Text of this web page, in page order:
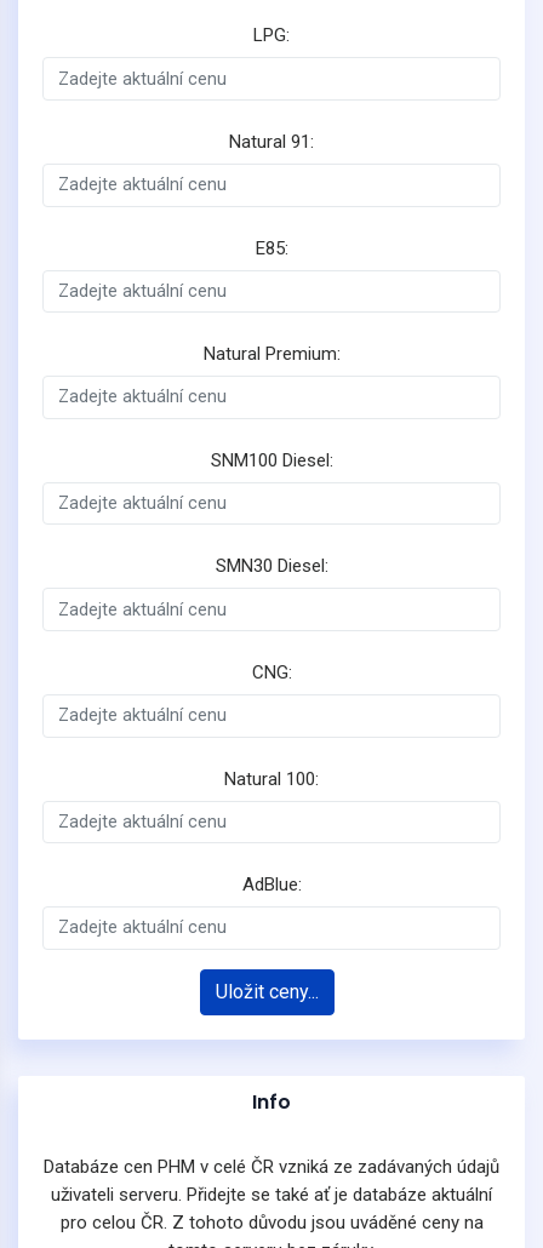
LPG:
Natural 91:
E85:
Natural Premium:
SNM100 Diesel:
SMN30 Diesel:
CNG:
Natural 100:
AdBlue:
Uložit ceny...
Info
Databáze cen PHM v celé ČR vzniká ze zadávaných údajů
uživateli serveru. Přidejte se také ať je databáze aktuální
pro celou ČR. Z tohoto důvodu jsou uváděné ceny na